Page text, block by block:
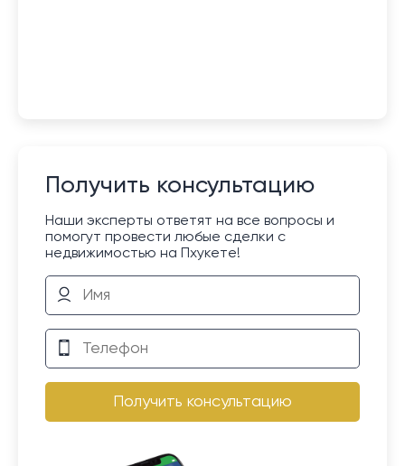
Получить консультацию
Наши эксперты ответят на все вопросы и
помогут провести любые сделки с
недвижимостью на Пхукете!
Получить консультацию